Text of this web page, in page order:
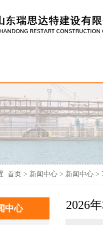
:首页 > 新闻中心 > 新闻中心 >
中心 2026